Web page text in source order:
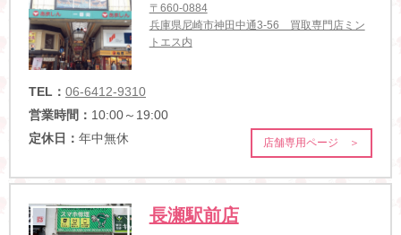
〒660-0884
兵庫県尼崎市神田中通3-56 買取専門店ミン
トエス内
TEL： 06-6412-9310
営業時間： 10:00～19:00
定休日： 年中無休 店舗専用ページ ＞
長瀬駅前店